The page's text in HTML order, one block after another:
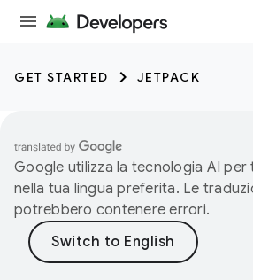
GET STARTED JETPACK
Google utilizza la tecnologia AI
nella tua lingua preferita. Le
potrebbero contenere errori.